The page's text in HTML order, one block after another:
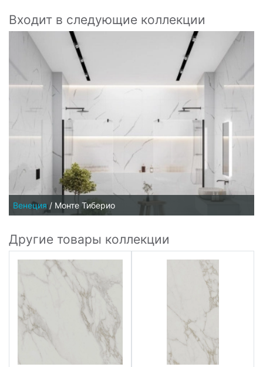
Входит в следующие коллекции
Венеция / Монте Тиберио
Другие товары коллекции